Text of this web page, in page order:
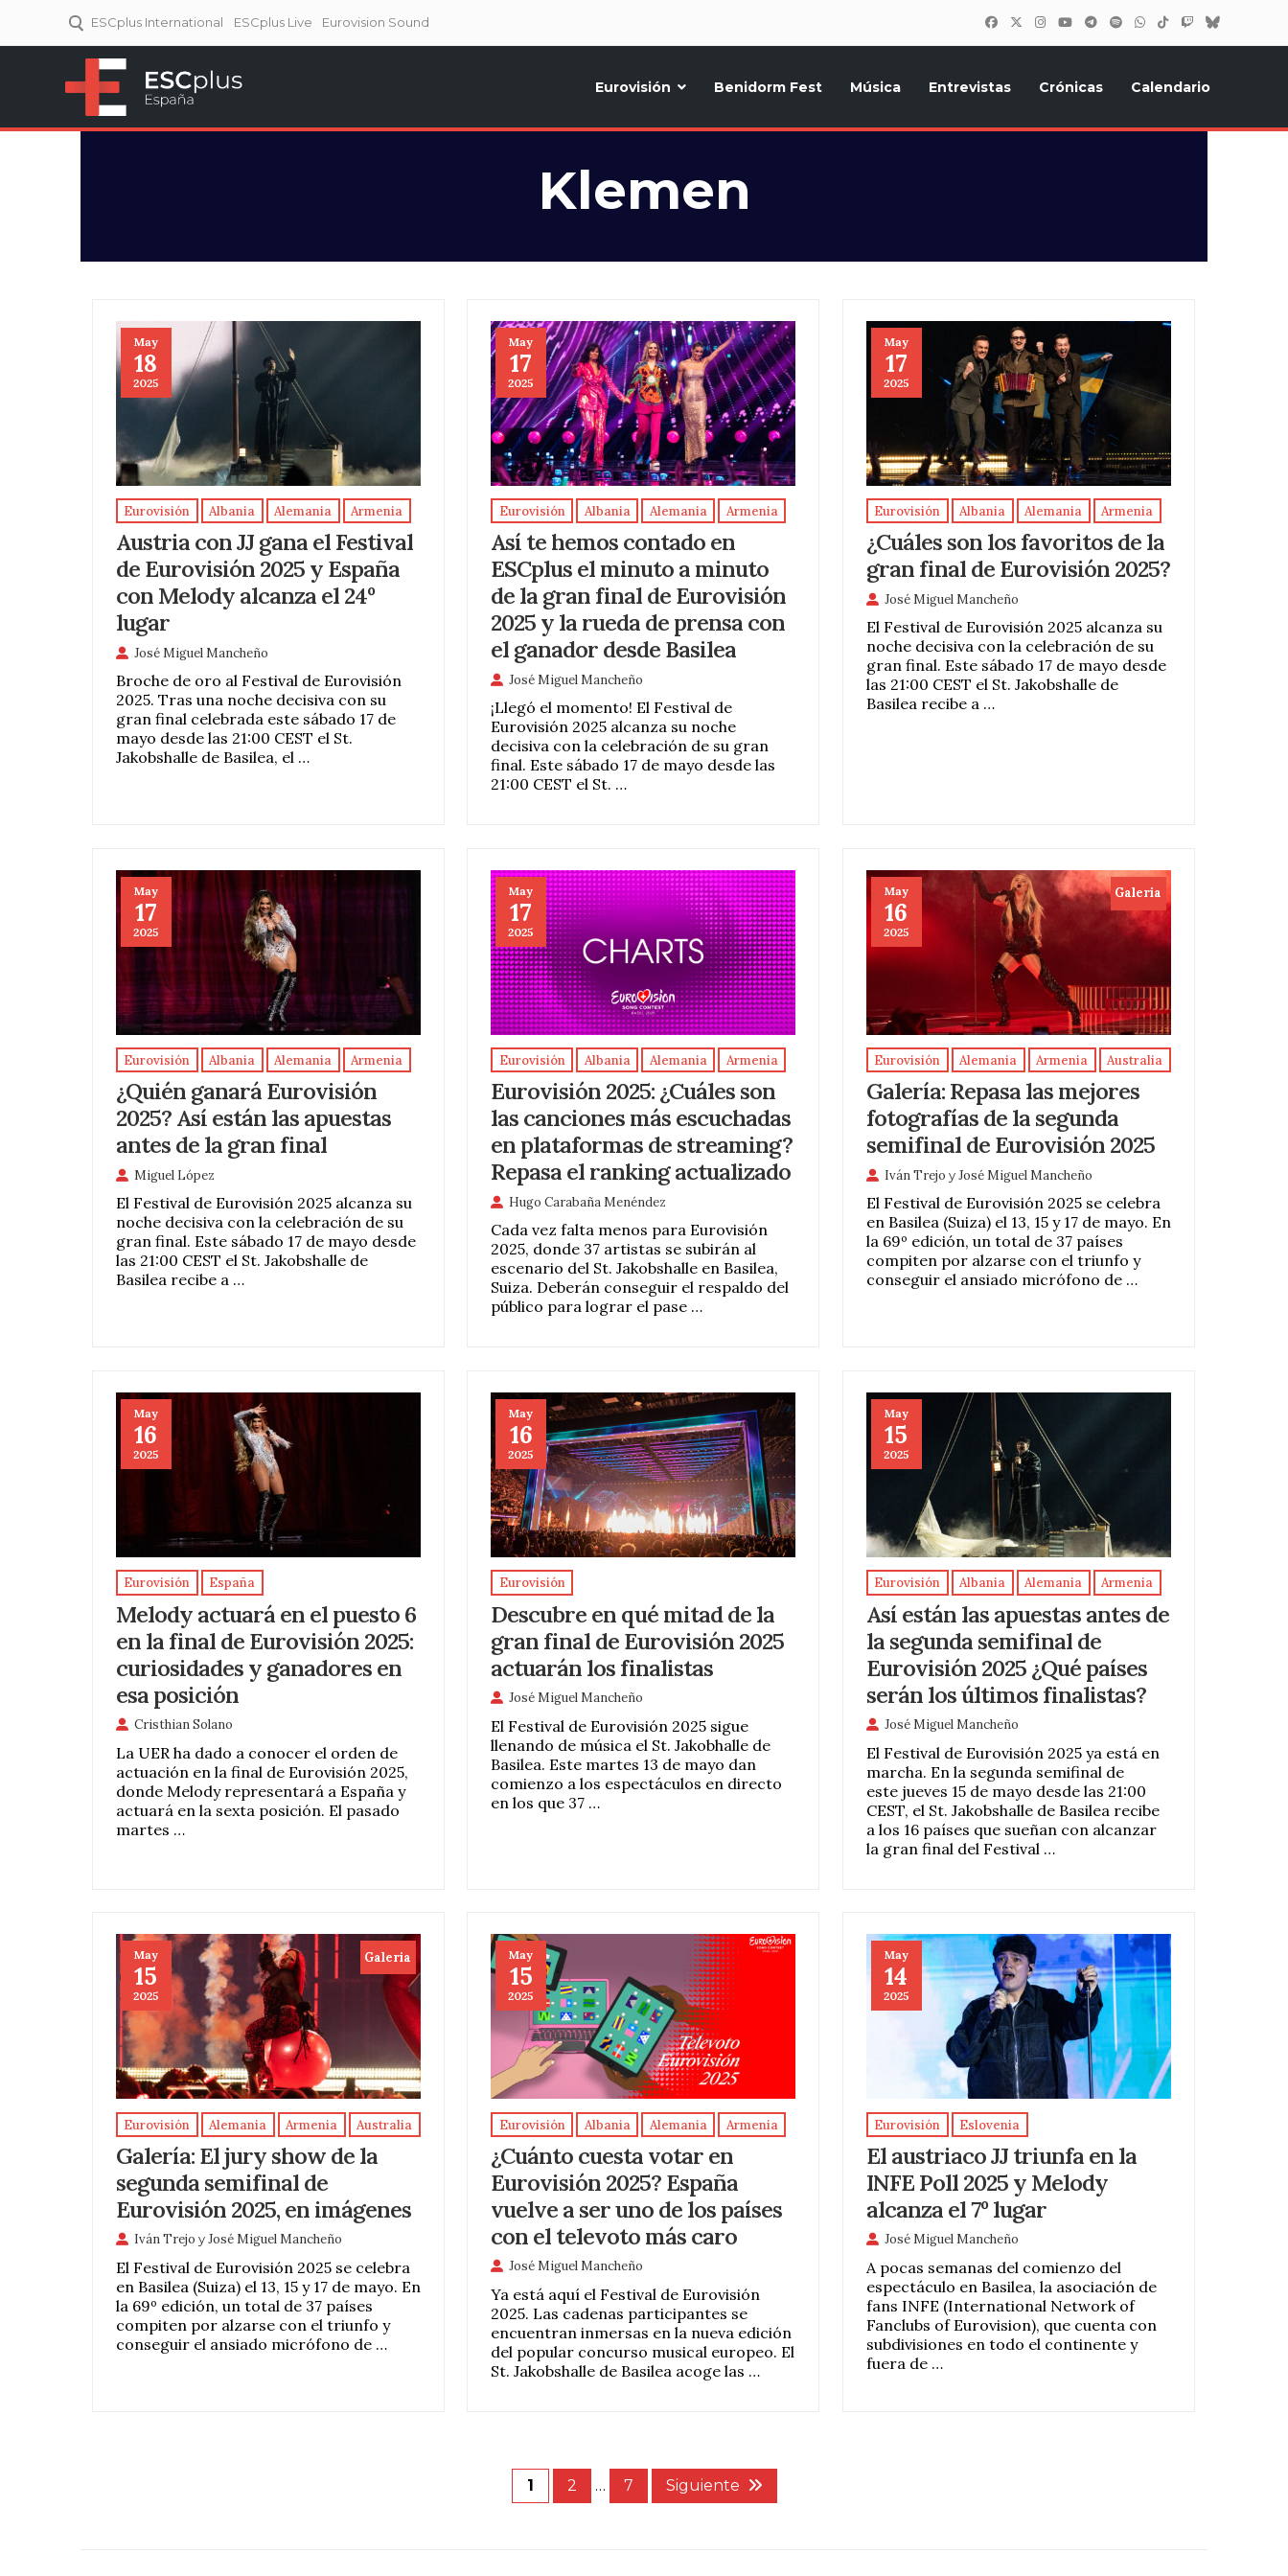
ESCplus International ESCplus Live Eurovision Sound
Eurovisión Benidorm Fest Música Entrevistas Crónicas Calendario
Klemen
May
18
2025
Eurovisión Albania Alemania Armenia
Austria con JJ gana el Festival
de Eurovisión 2025 y España
con Melody alcanza el 24º
lugar
José Miguel Mancheño
Broche de oro al Festival de Eurovisión
2025. Tras una noche decisiva con su
gran final celebrada este sábado 17 de
mayo desde las 21:00 CEST el St.
Jakobshalle de Basilea, el …
May
17
2025
Eurovisión Albania Alemania Armenia
Así te hemos contado en
ESCplus el minuto a minuto
de la gran final de Eurovisión
2025 y la rueda de prensa con
el ganador desde Basilea
José Miguel Mancheño
¡Llegó el momento! El Festival de
Eurovisión 2025 alcanza su noche
decisiva con la celebración de su gran
final. Este sábado 17 de mayo desde las
21:00 CEST el St. …
May
17
2025
Eurovisión Albania Alemania Armenia
¿Cuáles son los favoritos de la
gran final de Eurovisión 2025?
José Miguel Mancheño
El Festival de Eurovisión 2025 alcanza su
noche decisiva con la celebración de su
gran final. Este sábado 17 de mayo desde
las 21:00 CEST el St. Jakobshalle de
Basilea recibe a …
May
17
2025
Eurovisión Albania Alemania Armenia
¿Quién ganará Eurovisión
2025? Así están las apuestas
antes de la gran final
Miguel López
El Festival de Eurovisión 2025 alcanza su
noche decisiva con la celebración de su
gran final. Este sábado 17 de mayo desde
las 21:00 CEST el St. Jakobshalle de
Basilea recibe a …
May
17
2025
Eurovisión Albania Alemania Armenia
Eurovisión 2025: ¿Cuáles son
las canciones más escuchadas
en plataformas de streaming?
Repasa el ranking actualizado
Hugo Carabaña Menéndez
Cada vez falta menos para Eurovisión
2025, donde 37 artistas se subirán al
escenario del St. Jakobshalle en Basilea,
Suiza. Deberán conseguir el respaldo del
público para lograr el pase …
May
16
2025
Galeria
Eurovisión Alemania Armenia Australia
Galería: Repasa las mejores
fotografías de la segunda
semifinal de Eurovisión 2025
Iván Trejo yJosé Miguel Mancheño
El Festival de Eurovisión 2025 se celebra
en Basilea (Suiza) el 13, 15 y 17 de mayo. En
la 69º edición, un total de 37 países
compiten por alzarse con el triunfo y
conseguir el ansiado micrófono de …
May
16
2025
Eurovisión España
Melody actuará en el puesto 6
en la final de Eurovisión 2025:
curiosidades y ganadores en
esa posición
Cristhian Solano
La UER ha dado a conocer el orden de
actuación en la final de Eurovisión 2025,
donde Melody representará a España y
actuará en la sexta posición. El pasado
martes …
May
16
2025
Eurovisión
Descubre en qué mitad de la
gran final de Eurovisión 2025
actuarán los finalistas
José Miguel Mancheño
El Festival de Eurovisión 2025 sigue
llenando de música el St. Jakobhalle de
Basilea. Este martes 13 de mayo dan
comienzo a los espectáculos en directo
en los que 37 …
May
15
2025
Eurovisión Albania Alemania Armenia
Así están las apuestas antes de
la segunda semifinal de
Eurovisión 2025 ¿Qué países
serán los últimos finalistas?
José Miguel Mancheño
El Festival de Eurovisión 2025 ya está en
marcha. En la segunda semifinal de
este jueves 15 de mayo desde las 21:00
CEST, el St. Jakobshalle de Basilea recibe
a los 16 países que sueñan con alcanzar
la gran final del Festival …
May
15
2025
Galeria
Eurovisión Alemania Armenia Australia
Galería: El jury show de la
segunda semifinal de
Eurovisión 2025, en imágenes
Iván Trejo yJosé Miguel Mancheño
El Festival de Eurovisión 2025 se celebra
en Basilea (Suiza) el 13, 15 y 17 de mayo. En
la 69º edición, un total de 37 países
compiten por alzarse con el triunfo y
conseguir el ansiado micrófono de …
May
15
2025
Eurovisión Albania Alemania Armenia
¿Cuánto cuesta votar en
Eurovisión 2025? España
vuelve a ser uno de los países
con el televoto más caro
José Miguel Mancheño
Ya está aquí el Festival de Eurovisión
2025. Las cadenas participantes se
encuentran inmersas en la nueva edición
del popular concurso musical europeo. El
St. Jakobshalle de Basilea acoge las …
May
14
2025
Eurovisión Eslovenia
El austriaco JJ triunfa en la
INFE Poll 2025 y Melody
alcanza el 7º lugar
José Miguel Mancheño
A pocas semanas del comienzo del
espectáculo en Basilea, la asociación de
fans INFE (International Network of
Fanclubs of Eurovision), que cuenta con
subdivisiones en todo el continente y
fuera de …
1 2 … 7 Siguiente